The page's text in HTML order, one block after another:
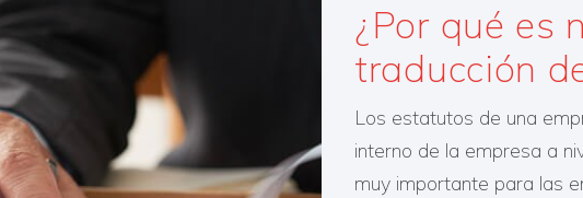
¿Por qué es
traducción
Los estatutos de una
interno de la empresa a
muy importante para las